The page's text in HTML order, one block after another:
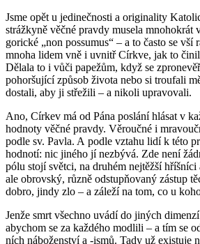
Jsme opět u je­di­neč­nos­ti a ori­gi­na­li­ty
stráž­ky­ně věčné prav­dy mu­se­la
go­ric­ké „non possu­mus“ – a to často se vší
mnoha lidem vně i uvnitř Církve, jak to
Dě­la­la to i vůči pa­pe­žům, když se
po­hor­šu­jí­cí způ­sob ži­vo­ta nebo si trou­fa­li
do­sta­li, aby ji stře­ži­li – a ni­ko­li upra­vo­va­li.
Ano, Cír­kev má od Pána po­slá­ní hlá­sat v
hod­no­ty věčné prav­dy. Vě­rouč­né i
podle sv. Pavla. A podle vzta­hu lidí k této
hod­no­tí: nic ji­né­ho jí ne­zbý­vá. Zde není
pólu stojí svět­ci, na dru­hém nej­těž­ší
ale ob­rov­ský, různě od­stupňovaný zá­stup
dobro, jindy zlo – a zá­le­ží na tom, co u
Jenže smrt všech­no uvádí do ji­ných
abychom se za kaž­dé­ho mod­li­li – a tím se
ních ná­bo­žen­ství a -ismů. Tady už exis­tu­je